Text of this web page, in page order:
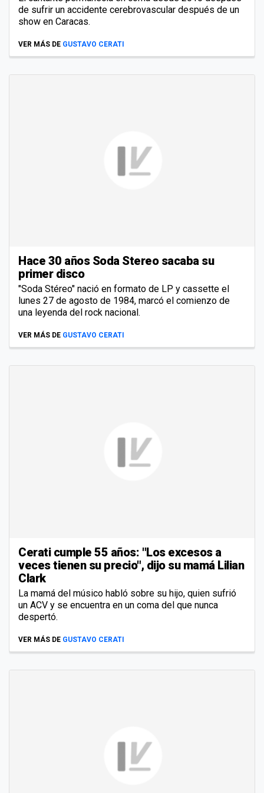
de sufrir un accidente cerebrovascular después de un
show en Caracas.
VER MÁS DE GUSTAVO CERATI
Hace 30 años Soda Stereo sacaba su
primer disco
"Soda Stéreo" nació en formato de LP y cassette el
lunes 27 de agosto de 1984, marcó el comienzo de
una leyenda del rock nacional.
VER MÁS DE GUSTAVO CERATI
Cerati cumple 55 años: "Los excesos a
veces tienen su precio", dijo su mamá Lilian
Clark
La mamá del músico habló sobre su hijo, quien sufrió
un ACV y se encuentra en un coma del que nunca
despertó.
VER MÁS DE GUSTAVO CERATI